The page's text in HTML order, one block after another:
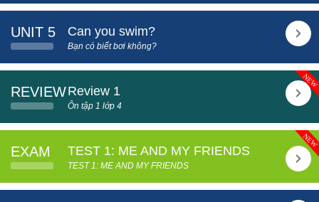
UNIT 5 Can you swim?
Bạn có biết bơi không?
REVIEWReview 1
Ôn tập 1 lớp 4
EXAM TEST 1: ME AND MY FRIENDS
TEST 1: ME AND MY FRIENDS